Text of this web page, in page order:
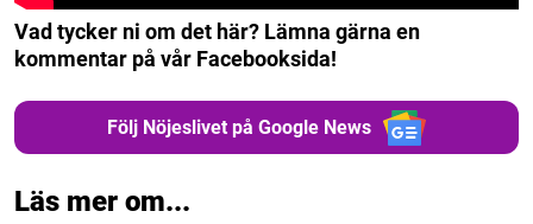
Vad tycker ni om det här? Lämna gärna en
kommentar på vår Facebooksida!
Följ Nöjeslivet på Google News
Läs mer om...